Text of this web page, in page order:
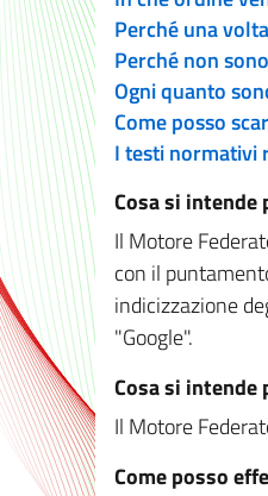
Perché una
Perché non
Ogni quanto
Come posso
I testi normativi
Cosa si intende
Il Motore
con il
indicizzazione
"Google".
Cosa si
Il Motore
Come posso